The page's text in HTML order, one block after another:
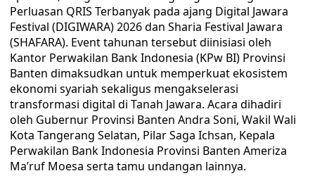
Perluasan QRIS Terbanyak pada ajang Digital Jawara
Festival (DIGIWARA) 2026 dan Sharia Festival Jawara
(SHAFARA). Event tahunan tersebut diinisiasi oleh
Kantor Perwakilan Bank Indonesia (KPw BI) Provinsi
Banten dimaksudkan untuk memperkuat ekosistem
ekonomi syariah sekaligus mengakselerasi
transformasi digital di Tanah Jawara. Acara dihadiri
oleh Gubernur Provinsi Banten Andra Soni, Wakil Wali
Kota Tangerang Selatan, Pilar Saga Ichsan, Kepala
Perwakilan Bank Indonesia Provinsi Banten Ameriza
Ma’ruf Moesa serta tamu undangan lainnya.